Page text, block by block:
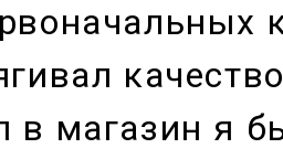
в магазин я